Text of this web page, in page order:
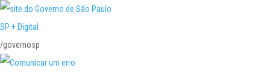
SP + Digital
/governosp